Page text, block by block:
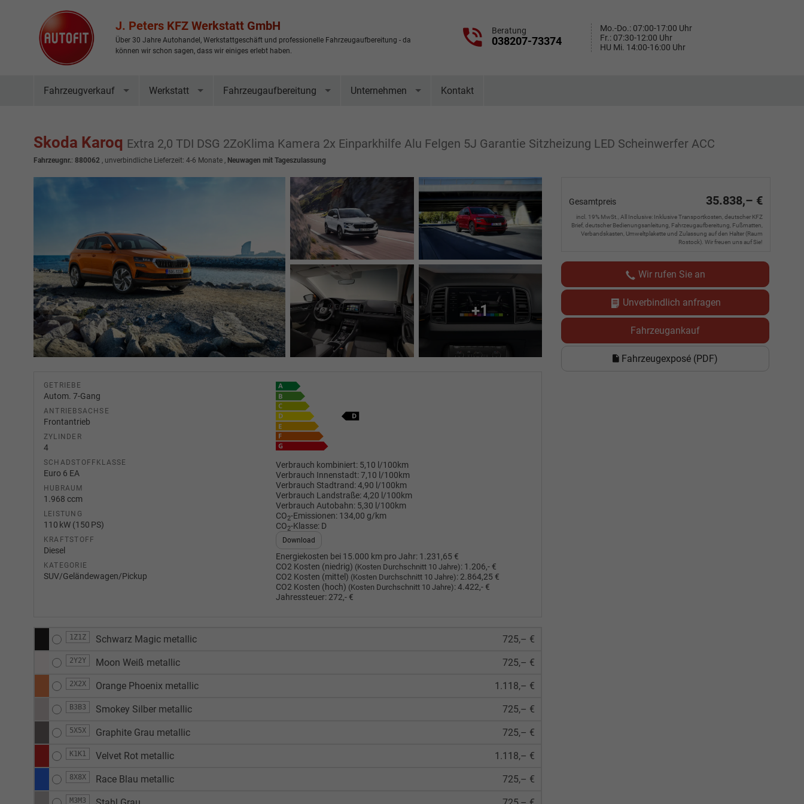
J. Peters KFZ Werkstatt GmbH
Über 30 Jahre Autohandel, Werkstattgeschäft und professionelle Fahrzeugaufbereitung - da
können wir schon sagen, dass wir einiges erlebt haben.
Beratung
038207-73374
Mo.-Do.: 07:00-17:00 Uhr
Fr.: 07:30-12:00 Uhr
HU Mi. 14:00-16:00 Uhr
Fahrzeugverkauf Werkstatt Fahrzeugaufbereitung Unternehmen Kontakt
Skoda Karoq Extra 2,0 TDI DSG 2ZoKlima Kamera 2x Einparkhilfe Alu Felgen 5J Garantie Sitzheizung LED Scheinwerfer ACC
Fahrzeugnr.: 880062 , unverbindliche Lieferzeit: 4-6 Monate , Neuwagen mit Tageszulassung
Gesamtpreis 35.838,– €
incl. 19% MwSt., All Inclusive: Inklusive Transportkosten, deutscher KFZ
Brief, deutscher Bedienungsanleitung, Fahrzeugaufbereitung, Fußmatten,
Verbandskasten, Umweltplakette und Zulassung auf den Halter (Raum
Rostock). Wir freuen uns auf Sie!
Wir rufen Sie an
Unverbindlich anfragen
Fahrzeugankauf
Fahrzeugexposé (PDF)
+1
GETRIEBE
Autom. 7-Gang
ANTRIEBSACHSE
Frontantrieb
ZYLINDER
4
SCHADSTOFFKLASSE
Euro 6 EA
HUBRAUM
1.968 ccm
LEISTUNG
110 kW (150 PS)
KRAFTSTOFF
Diesel
KATEGORIE
SUV/Geländewagen/Pickup
Verbrauch kombiniert: 5,10 l/100km
Verbrauch Innenstadt:7,10 l/100km
Verbrauch Stadtrand:4,90 l/100km
Verbrauch Landstraße:4,20 l/100km
Verbrauch Autobahn: 5,30 l/100km
CO2-Emissionen: 134,00 g/km
CO2-Klasse: D
Download
Energiekosten bei 15.000 km pro Jahr: 1.231,65 €
CO2 Kosten (niedrig) (Kosten Durchschnitt 10 Jahre): 1.206,- €
CO2 Kosten (mittel) (Kosten Durchschnitt 10 Jahre): 2.864,25 €
CO2 Kosten (hoch) (Kosten Durchschnitt 10 Jahre):4.422,- €
Jahressteuer: 272,- €
1Z1Z Schwarz Magic metallic 725,– €
2Y2Y Moon Weiß metallic 725,– €
2X2X Orange Phoenix metallic 1.118,– €
B3B3 Smokey Silber metallic 725,– €
5X5X Graphite Grau metallic 725,– €
K1K1 Velvet Rot metallic 1.118,– €
8X8X Race Blau metallic 725,– €
M3M3